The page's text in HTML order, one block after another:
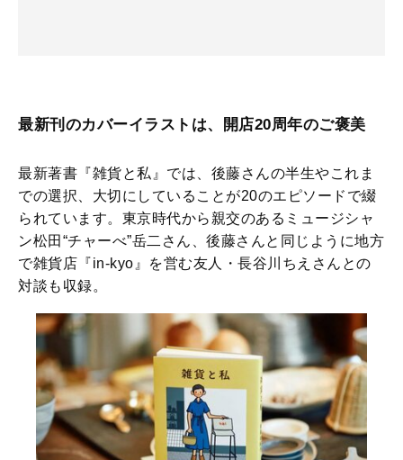
最新刊のカバーイラストは、開店20周年のご褒美
最新著書『雑貨と私』では、後藤さんの半生やこれま
での選択、大切にしていることが20のエピソードで綴
られています。東京時代から親交のあるミュージシャ
ン松田“チャーべ”岳二さん、後藤さんと同じように地方
で雑貨店『in-kyo』を営む友人・長谷川ちえさんとの
対談も収録。